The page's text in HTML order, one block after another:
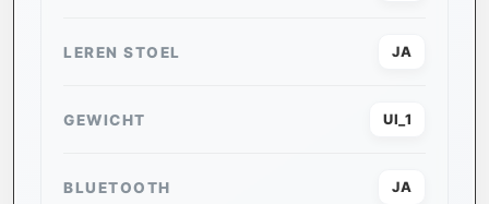
LEREN STOEL JA
GEWICHT UI_1
BLUETOOTH JA